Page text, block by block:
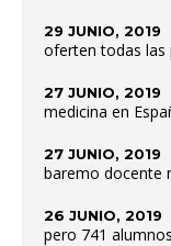
29 JUNIO, 2019
oferten todas las
27 JUNIO, 2019
medicina en
27 JUNIO, 2019
baremo docente
26 JUNIO, 2019
pero 741